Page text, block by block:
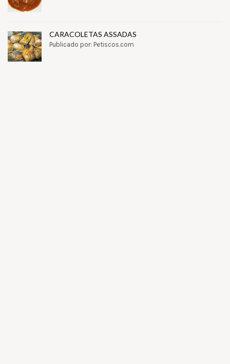
CARACOLETAS ASSADAS
Publicado por: Petiscos.com